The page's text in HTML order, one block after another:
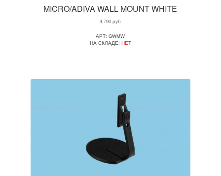
MICRO/ADIVA WALL MOUNT WHITE
4,790 руб
АРТ: GWMW
НА СКЛАДЕ: НЕТ